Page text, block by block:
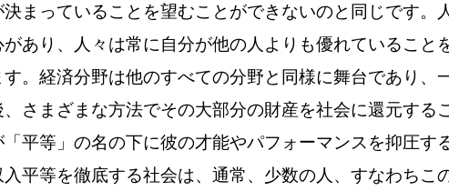
決まっていることを望むことができないのと同じです。
があり、人々は常に自分が他の人よりも優れていること
す。経済分野は他のすべての分野と同様に舞台であり、
、さまざまな方法でその大部分の財産を社会に還元する
「平等」の名の下に彼の才能やパフォーマンスを抑圧す
入平等を徹底する社会は、通常、少数の人、すなわちこ